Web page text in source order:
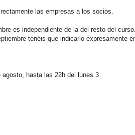
las empresas a los socios.
es independiente de la del resto del curso.
tenéis que indicarlo expresamente
hasta las 22h del lunes 3